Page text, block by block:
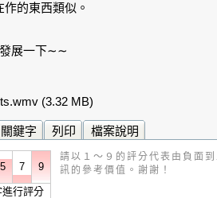
的東西類似。
展一下∼∼
(3.32 MB)
關鍵字 列印 檔案說明
5 7 9
行評分
請以１～９的評分代表由負面
訊的參考價值。謝謝！